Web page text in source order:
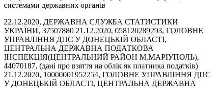
системами державних органів
22.12.2020, ДЕРЖАВНА СЛУЖБА СТАТИСТИКИ
УКРАЇНИ, 37507880 21.12.2020, 058120289293, ГОЛОВНЕ
УПРАВЛІННЯ ДПС У ДОНЕЦЬКІЙ ОБЛАСТІ,
ЦЕНТРАЛЬНА ДЕРЖАВНА ПОДАТКОВА
ІНСПЕКЦІЯ(ЦЕНТРАЛЬНИЙ РАЙОН М.МАРІУПОЛЬ),
44070187, (дані про взяття на облік як платника податків)
21.12.2020, 10000001952254, ГОЛОВНЕ УПРАВЛІННЯ ДПС
У ДОНЕЦЬКІЙ ОБЛАСТІ, ЦЕНТРАЛЬНА ДЕРЖАВНА